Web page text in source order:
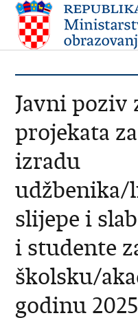
Javni poziv
projekata
izradu
udžbenika/
slijepe i
i studente
školsku/
godinu